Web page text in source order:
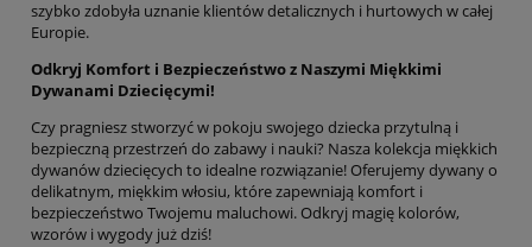
szybko zdobyła uznanie klientów detalicznych i hurtowych w całej
Europie.
Odkryj Komfort i Bezpieczeństwo z Naszymi Miękkimi
Dywanami Dziecięcymi!
Czy pragniesz stworzyć w pokoju swojego dziecka przytulną i
bezpieczną przestrzeń do zabawy i nauki? Nasza kolekcja miękkich
dywanów dziecięcych to idealne rozwiązanie! Oferujemy dywany o
delikatnym, miękkim włosiu, które zapewniają komfort i
bezpieczeństwo Twojemu maluchowi. Odkryj magię kolorów,
wzorów i wygody już dziś!